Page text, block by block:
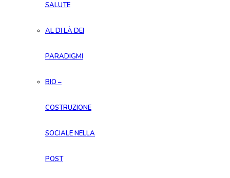
SALUTE
AL DI LÀ DEI
PARADIGMI
BIO –
COSTRUZIONE
SOCIALE NELLA
POST